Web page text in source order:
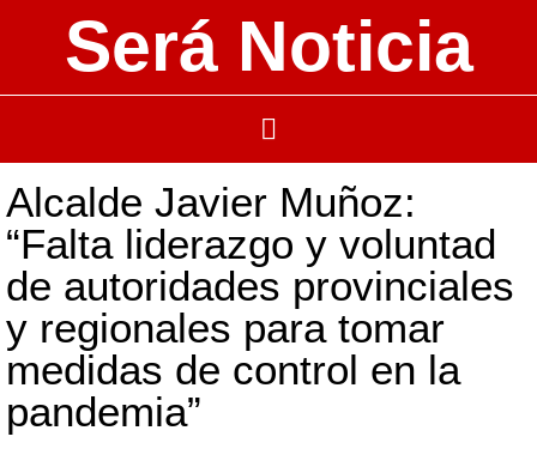
Será Noticia
Alcalde Javier Muñoz:
“Falta liderazgo y voluntad
de autoridades provinciales
y regionales para tomar
medidas de control en la
pandemia”